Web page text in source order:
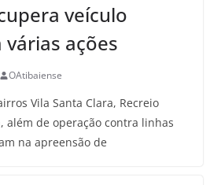
veículo
ações
OAtibaiense
Vila Santa Clara, Recreio
além de operação contra linhas
na apreensão de